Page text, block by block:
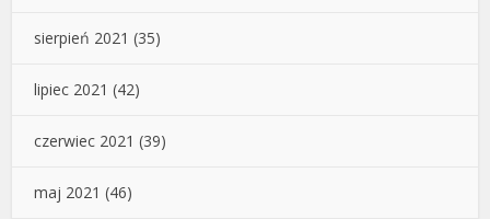
sierpień 2021 (35)
lipiec 2021 (42)
czerwiec 2021 (39)
maj 2021 (46)